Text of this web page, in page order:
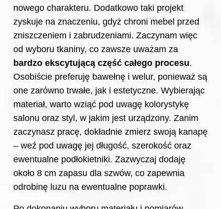
nowego charakteru. Dodatkowo taki projekt
zyskuje na znaczeniu, gdyż chroni mebel przed
zniszczeniem i zabrudzeniami. Zaczynam więc
od wyboru tkaniny, co zawsze uważam za
bardzo ekscytującą część całego procesu.
Osobiście preferuję bawełnę i welur, ponieważ są
one zarówno trwałe, jak i estetyczne. Wybierając
materiał, warto wziąć pod uwagę kolorystykę
salonu oraz styl, w jakim jest urządzony. Zanim
zaczynasz pracę, dokładnie zmierz swoją kanapę
– weź pod uwagę jej długość, szerokość oraz
ewentualne podłokietniki. Zazwyczaj dodaję
około 8 cm zapasu dla szwów, co zapewnia
odrobinę luzu na ewentualne poprawki.